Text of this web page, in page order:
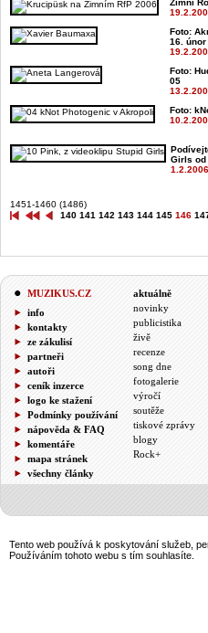
Zimní
Foto:
16. únor
Foto:
05
Foto:
Girls od
1.2.2006
1451-1460 (1486)
140 141 142 143 144 145 146
MUZIKUS.CZ
info
kontakty
ze zákulisí
partneři
autoři
ceník inzerce
logo ke stažení
Podmínky používání
nápověda & FAQ
komentáře
mapa stránek
všechny články
aktuálně
novinky
publicistika
živě
recenze
song dne
fotogalerie
výročí
soutěže
tiskové zprávy
blogy
Rock+
Tento web používá k poskytování služeb,
Používáním tohoto webu s tím souhlasíte.